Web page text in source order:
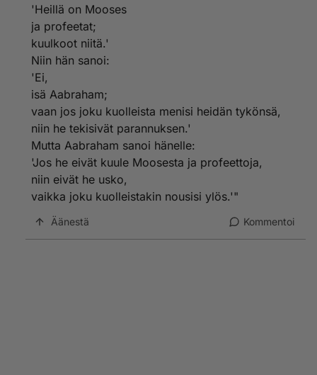
'Heillä on Mooses
ja profeetat;
kuulkoot niitä.'
Niin hän sanoi:
'Ei,
isä Aabraham;
vaan jos joku kuolleista menisi heidän tykönsä,
niin he tekisivät parannuksen.'
Mutta Aabraham sanoi hänelle:
'Jos he eivät kuule Moosesta ja profeettoja,
niin eivät he usko,
vaikka joku kuolleistakin nousisi ylös.'"
Äänestä Kommentoi